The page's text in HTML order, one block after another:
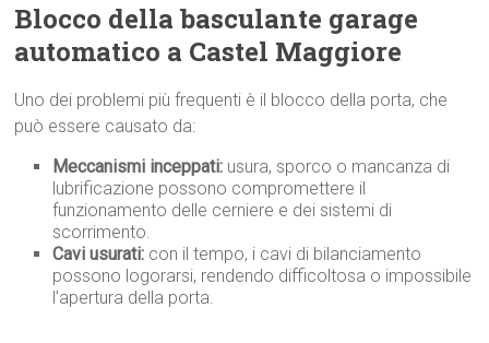
Blocco della basculante garage
automatico a Castel Maggiore
Uno dei problemi più frequenti è il blocco della porta, che
può essere causato da:
Meccanismi inceppati: usura, sporco o mancanza di
lubrificazione possono compromettere il
funzionamento delle cerniere e dei sistemi di
scorrimento.
Cavi usurati: con il tempo, i cavi di bilanciamento
possono logorarsi, rendendo difficoltosa o impossibile
l’apertura della porta.